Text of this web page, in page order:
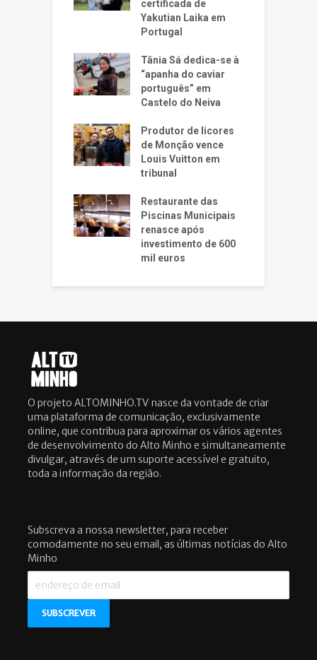
certificada de
Yakutian Laika em
Portugal
Tânia Sá dedica-se à
“apanha do caviar
português” em
Castelo do Neiva
Produtor de licores
de Monção vence
Louis Vuitton em
tribunal
Restaurante das
Piscinas Municipais
renasce após
investimento de 600
mil euros
O projeto ALTOMINHO.TV nasce da vontade de criar
uma plataforma de comunicação, exclusivamente
online, que contribua para aproximar os vários agentes
de desenvolvimento do Alto Minho e simultaneamente
divulgar, através de um suporte acessível e gratuito,
toda a informação da região.
Subscreva a nossa newsletter, para receber
comodamente no seu email, as últimas notícias do Alto
Minho